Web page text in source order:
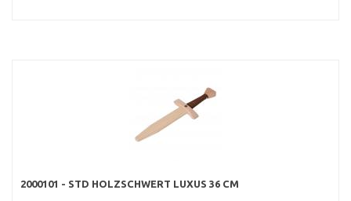
2000101 - STD HOLZSCHWERT LUXUS 36 CM